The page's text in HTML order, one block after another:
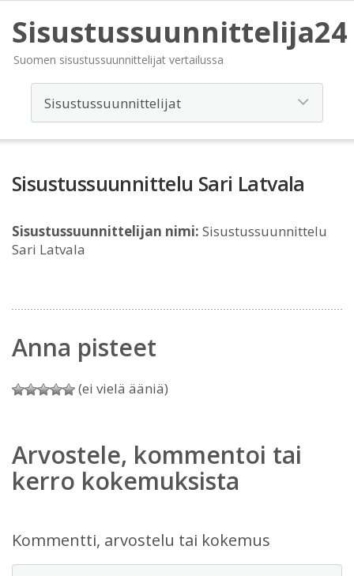
Sisustussuunnittelija24
Suomen sisustussuunnittelijat vertailussa
Sisustussuunnittelu Sari Latvala
Sisustussuunnittelijan nimi: Sisustussuunnittelu
Sari Latvala
Anna pisteet
(ei vielä ääniä)
Arvostele, kommentoi tai
kerro kokemuksista
Kommentti, arvostelu tai kokemus